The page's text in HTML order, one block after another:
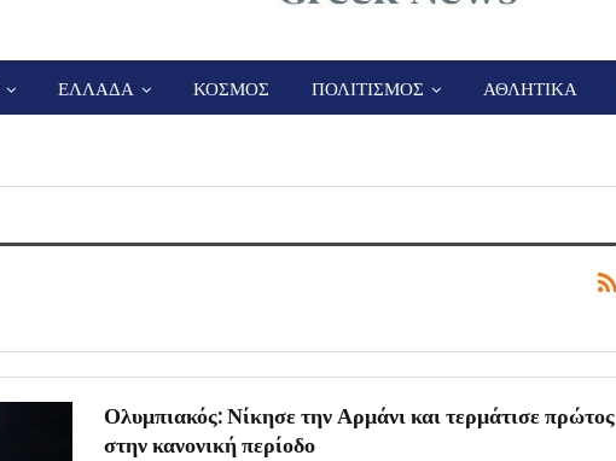
ΕΛΛΑΔΑ ΚΟΣΜΟΣ ΠΟΛΙΤΙΣΜΟΣ ΑΘΛΗΤΙΚΑ
Ολυμπιακός: Νίκησε την Αρμάνι και τερμάτισε πρώτος
στην κανονική περίοδο